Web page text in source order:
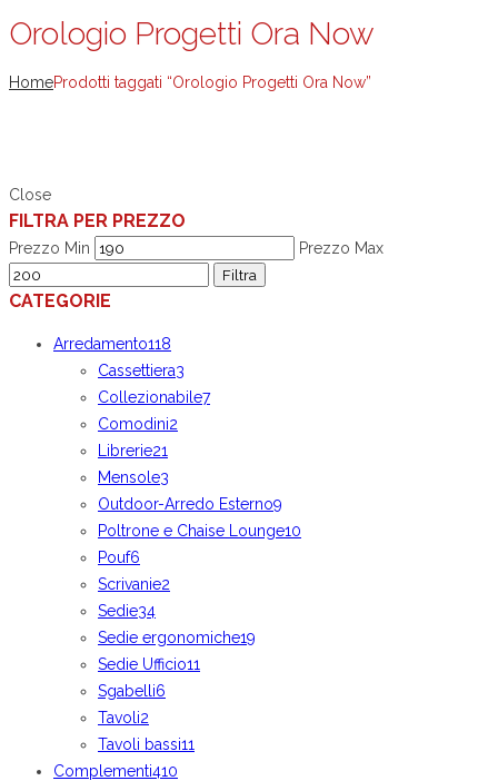
Orologio Progetti Ora Now
HomeProdotti taggati “Orologio Progetti Ora Now”
Close
FILTRA PER PREZZO
Prezzo Min
Prezzo Max
Filtra
CATEGORIE
Arredamento118
Cassettiera3
Collezionabile7
Comodini2
Librerie21
Mensole3
Outdoor-Arredo Esterno9
Poltrone e Chaise Lounge10
Pouf6
Scrivanie2
Sedie34
Sedie ergonomiche19
Sedie Ufficio11
Sgabelli6
Tavoli2
Tavoli bassi11
Complementi410